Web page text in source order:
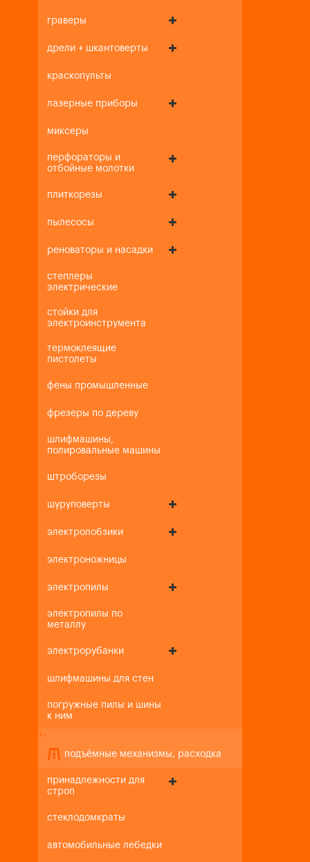
граверы
дрели + шкантоверты
краскопульты
лазерные приборы
миксеры
перфораторы и
отбойные молотки
плиткорезы
пылесосы
реноваторы и насадки
степлеры
электрические
стойки для
электроинструмента
термоклеящие
пистолеты
фены промышленные
фрезеры по дереву
шлифмашины,
полировальные машины
штроборезы
шуруповерты
электролобзики
электроножницы
электропилы
электропилы по
металлу
электрорубанки
шлифмашины для стен
погружные пилы и шины
к ним
+-
подъёмные механизмы, расходка
принадлежности для
строп
стеклодомкраты
автомобильные лебедки